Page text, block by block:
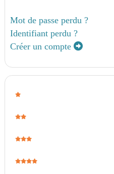
Mot de passe perdu ?
Identifiant perdu ?
Créer un compte